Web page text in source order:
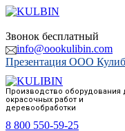
Звонок бесплатный
info@oookulibin.com
Презентация ООО
Производство оборудования
окрасочных работ и
деревообработки
8 800 550-59-25